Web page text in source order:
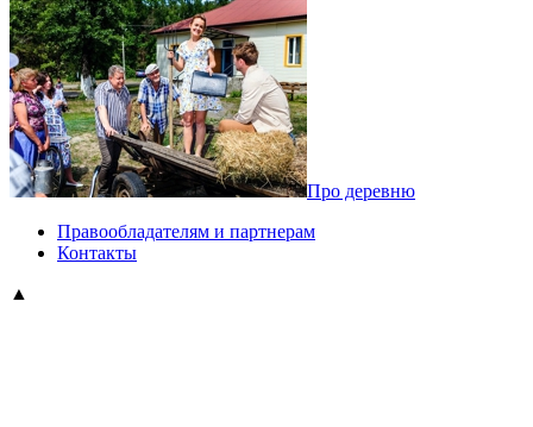
Про деревню
Правообладателям и партнерам
Контакты
▲